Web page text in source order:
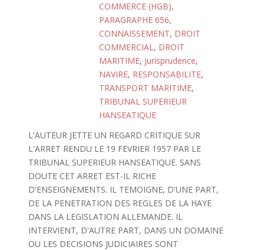
COMMERCE (HGB),
PARAGRAPHE 656,
CONNAISSEMENT, DROIT
COMMERCIAL, DROIT
MARITIME, Jurisprudence,
NAVIRE, RESPONSABILITE,
TRANSPORT MARITIME,
TRIBUNAL SUPERIEUR
HANSEATIQUE
L'AUTEUR JETTE UN REGARD CRITIQUE SUR
L'ARRET RENDU LE 19 FEVRIER 1957 PAR LE
TRIBUNAL SUPERIEUR HANSEATIQUE. SANS
DOUTE CET ARRET EST-IL RICHE
D'ENSEIGNEMENTS. IL TEMOIGNE, D'UNE PART,
DE LA PENETRATION DES REGLES DE LA HAYE
DANS LA LEGISLATION ALLEMANDE. IL
INTERVIENT, D'AUTRE PART, DANS UN DOMAINE
OU LES DECISIONS JUDICIAIRES SONT